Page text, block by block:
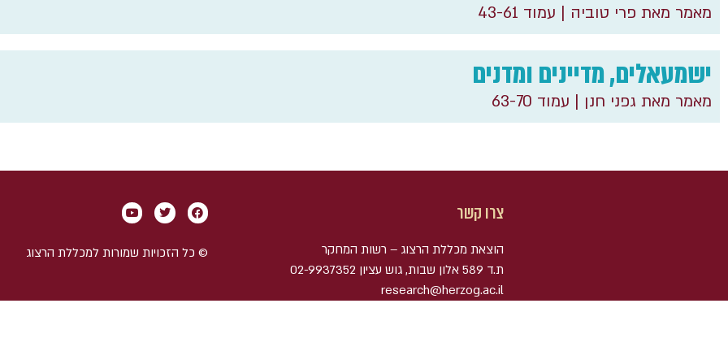
מאמר מאת פרי טוביה | עמוד 43-61
ישמעאלים, מדיינים ומדנים
מאמר מאת גפני חנן | עמוד 63-70
צרו קשר
הוצאת מכללת הרצוג – רשות המחקר
ת.ד 589 אלון שבות, גוש עציון 02-9937352
research@herzog.ac.il
© כל הזכויות שמורות למכללת הרצוג